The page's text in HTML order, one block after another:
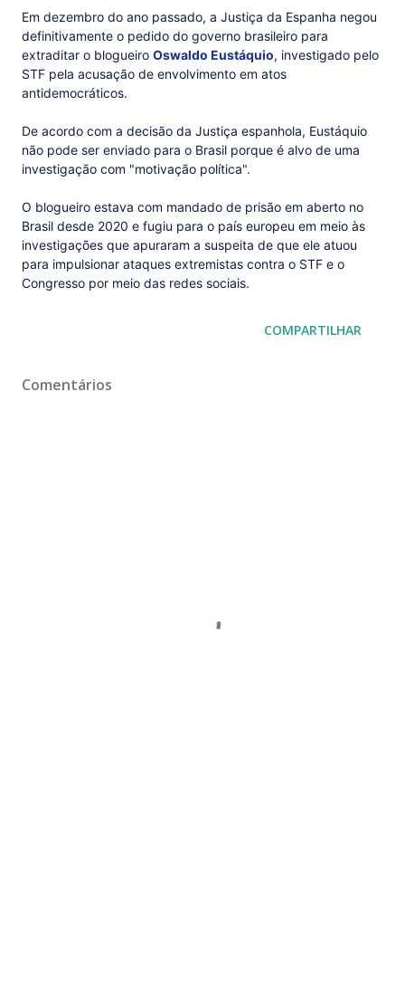
Em dezembro do ano passado, a Justiça da Espanha negou
definitivamente o pedido do governo brasileiro para
extraditar o blogueiro Oswaldo Eustáquio, investigado pelo
STF pela acusação de envolvimento em atos
antidemocráticos.
De acordo com a decisão da Justiça espanhola, Eustáquio
não pode ser enviado para o Brasil porque é alvo de uma
investigação com "motivação política".
O blogueiro estava com mandado de prisão em aberto no
Brasil desde 2020 e fugiu para o país europeu em meio às
investigações que apuraram a suspeita de que ele atuou
para impulsionar ataques extremistas contra o STF e o
Congresso por meio das redes sociais.
COMPARTILHAR
Comentários